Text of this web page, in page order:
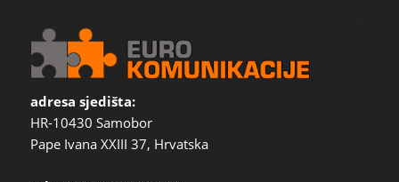
adresa sjedišta:
HR-10430 Samobor
Pape Ivana XXIII 37, Hrvatska